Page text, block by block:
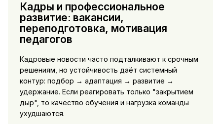
Кадры и профессиональное
развитие: вакансии,
переподготовка, мотивация
педагогов
Кадровые новости часто подталкивают к срочным
решениям, но устойчивость даёт системный
контур: подбор → адаптация → развитие →
удержание. Если реагировать только "закрытием
дыр", то качество обучения и нагрузка команды
ухудшаются.